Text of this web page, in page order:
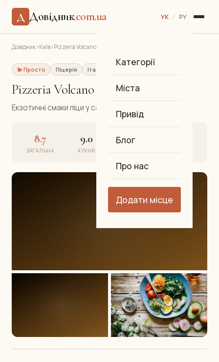
Д Довідник.com.ua УК / РУ
Категорії
Міста
Привід
Блог
Про нас
Додати місце
Довідник›Київ›Pizzeria Volcano
💫 Просто Піцерія Італійська Центр
Pizzeria Volcano
Екзотичні смаки піци у самому серці Києва.
8.7
ЗАГАЛЬНА
9.0
КУХНЯ
8.5